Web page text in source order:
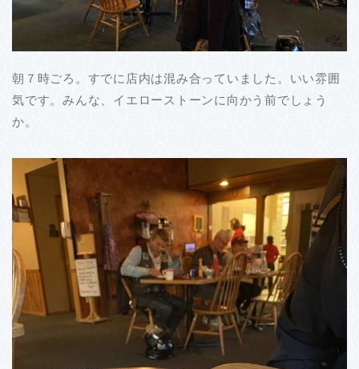
朝７時ごろ。すでに店内は混み合っていました。いい雰囲
気です。みんな、イエローストーンに向かう前でしょう
か。